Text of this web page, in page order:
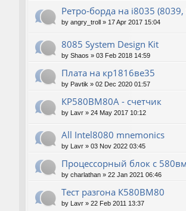
Ретро-борда на i8035
by angry_troll » 17 Apr 2017 15:04
8085 System Design Kit
by Shaos » 03 Feb 2018 14:59
Плата на кр1816ве35
by Pavtik » 02 Dec 2020 01:57
КР580ВМ80А - счетчик
by Lavr » 24 May 2017 10:12
All Intel8080 mnemonics
by Lavr » 03 Nov 2022 03:45
Процессорный блок с
by charlathan » 22 Jan 2021 06:46
Тест разгона К580ВМ80
by Lavr » 22 Feb 2011 13:37